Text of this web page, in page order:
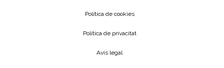
Política de cookies
Política de privacitat
Avís legal